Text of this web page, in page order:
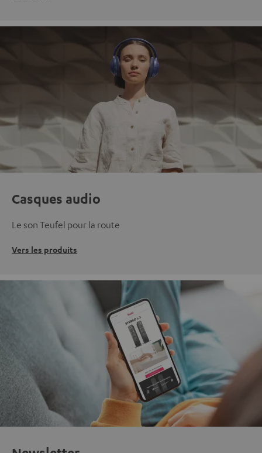
Casques audio
Le son Teufel pour la route
Vers les produits